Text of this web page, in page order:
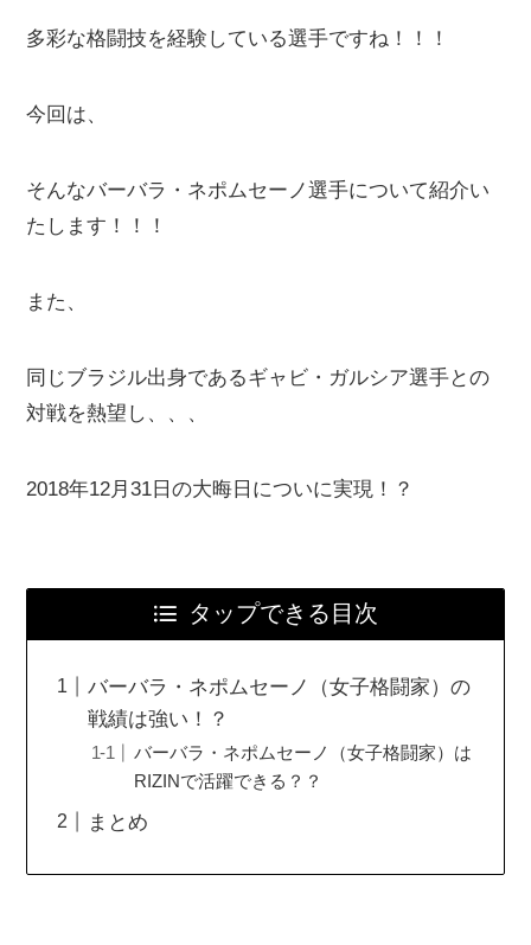
多彩な格闘技を経験している選手ですね！！！
今回は、
そんなバーバラ・ネポムセーノ選手について紹介い
たします！！！
また、
同じブラジル出身であるギャビ・ガルシア選手との
対戦を熱望し、、、
2018年12月31日の大晦日についに実現！？
タップできる目次
バーバラ・ネポムセーノ（女子格闘家）の
戦績は強い！？
バーバラ・ネポムセーノ（女子格闘家）は
RIZINで活躍できる？？
まとめ